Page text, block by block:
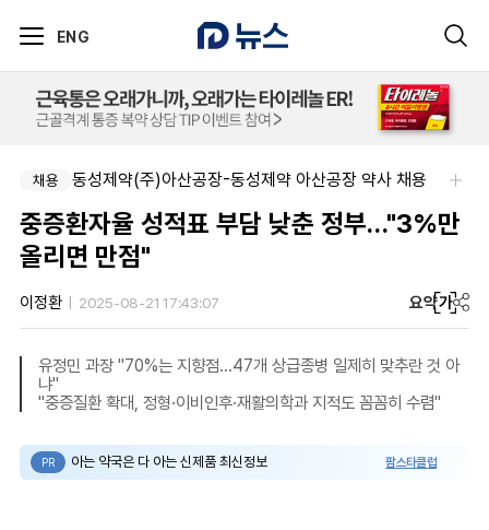
ENG
채용 동성제약(주)아산공장-동성제약 아산공장 약사 채용
중증환자율 성적표 부담 낮춘 정부…"3%만
올리면 만점"
이정환 2025-08-21 17:43:07 요약가
유정민 과장 "70%는 지향점…47개 상급종병 일제히 맞추란 것 아
냐"
"중증질환 확대, 정형·이비인후·재활의학과 지적도 꼼꼼히 수렴"
PR 아는 약국은 다 아는 신제품 최신정보 팜스타클럽